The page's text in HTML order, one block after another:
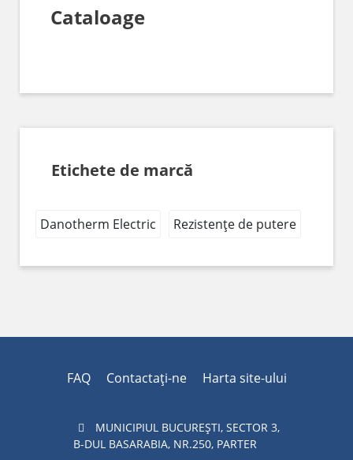
Cataloage
Etichete de marcă
Danotherm Electric Rezistențe de putere
FAQ Contactaţi-ne Harta site-ului
MUNICIPIUL BUCUREŞTI, SECTOR 3,
B-DUL BASARABIA, NR.250, PARTER